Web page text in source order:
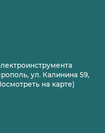
ул. Калинина 59,
на карте)